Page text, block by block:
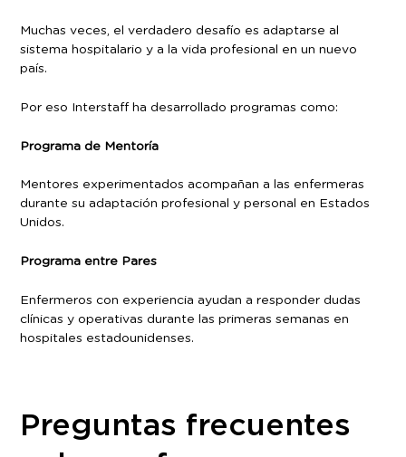
Muchas veces, el verdadero desafío es adaptarse al
sistema hospitalario y a la vida profesional en un nuevo
país.
Por eso Interstaff ha desarrollado programas como:
Programa de Mentoría
Mentores experimentados acompañan a las enfermeras
durante su adaptación profesional y personal en Estados
Unidos.
Programa entre Pares
Enfermeros con experiencia ayudan a responder dudas
clínicas y operativas durante las primeras semanas en
hospitales estadounidenses.
Preguntas frecuentes